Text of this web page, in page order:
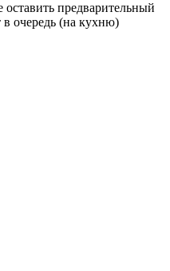
предварительный
в очередь (на кухню)